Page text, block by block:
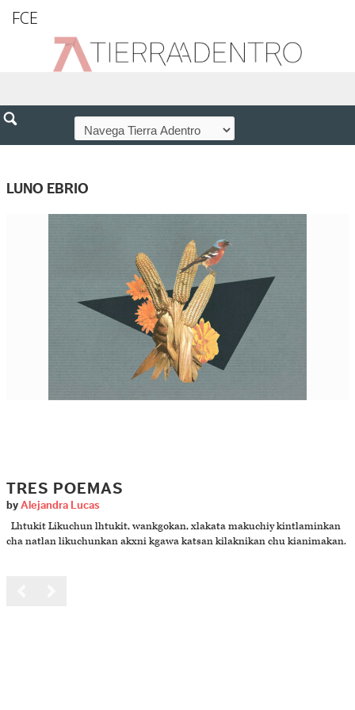
FCE
LUNO EBRIO
TRES POEMAS
by Alejandra Lucas
Lhtukit Likuchun lhtukit, wankgokan, xlakata makuchiy kintlaminkan
cha natlan likuchunkan akxni kgawa katsan kilaknikan chu kianimakan.